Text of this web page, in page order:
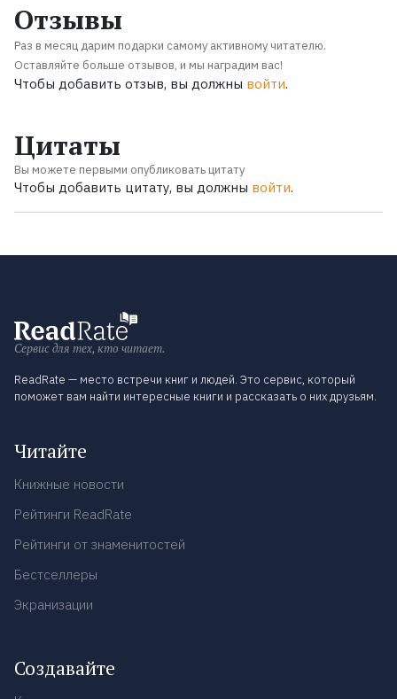
Отзывы
Раз в месяц дарим подарки самому активному читателю.
Оставляйте больше отзывов, и мы наградим вас!
Чтобы добавить отзыв, вы должны войти.
Цитаты
Вы можете первыми опубликовать цитату
Чтобы добавить цитату, вы должны войти.
Сервис для тех, кто читает.
ReadRate — место встречи книг и людей. Это сервис, который
поможет вам найти интересные книги и рассказать о них друзьям.
Читайте
Книжные новости
Рейтинги ReadRate
Рейтинги от знаменитостей
Бестселлеры
Экранизации
Создавайте